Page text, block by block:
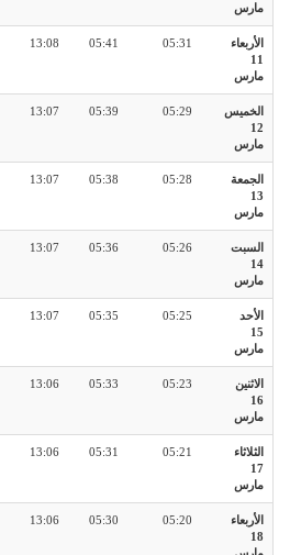
مارس
الأربعاء
11
مارس
05:31
05:41
13:08
الخميس
12
مارس
05:29
05:39
13:07
الجمعة
13
مارس
05:28
05:38
13:07
السبت
14
مارس
05:26
05:36
13:07
الأحد
15
مارس
05:25
05:35
13:07
الاثنين
16
مارس
05:23
05:33
13:06
الثلاثاء
17
مارس
05:21
05:31
13:06
الأربعاء
18
05:20
05:30
13:06